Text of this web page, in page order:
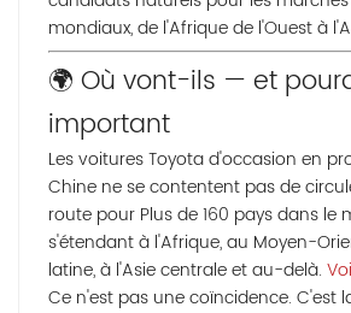
mondiaux, de l'Afrique de l'Ouest à
🌍 Où vont-ils — et
important
Les voitures Toyota d'occasion en
Chine ne se contentent pas de
route pour Plus de 160 pays dans le
s'étendant à l'Afrique, au Moyen-
latine, à l'Asie centrale et au-delà.
Ce n'est pas une coïncidence. C'est